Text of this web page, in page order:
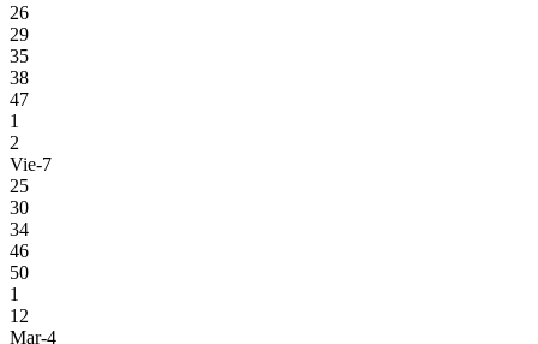
26
29
35
38
47
1
2
Vie-7
25
30
34
46
50
1
12
Mar-4